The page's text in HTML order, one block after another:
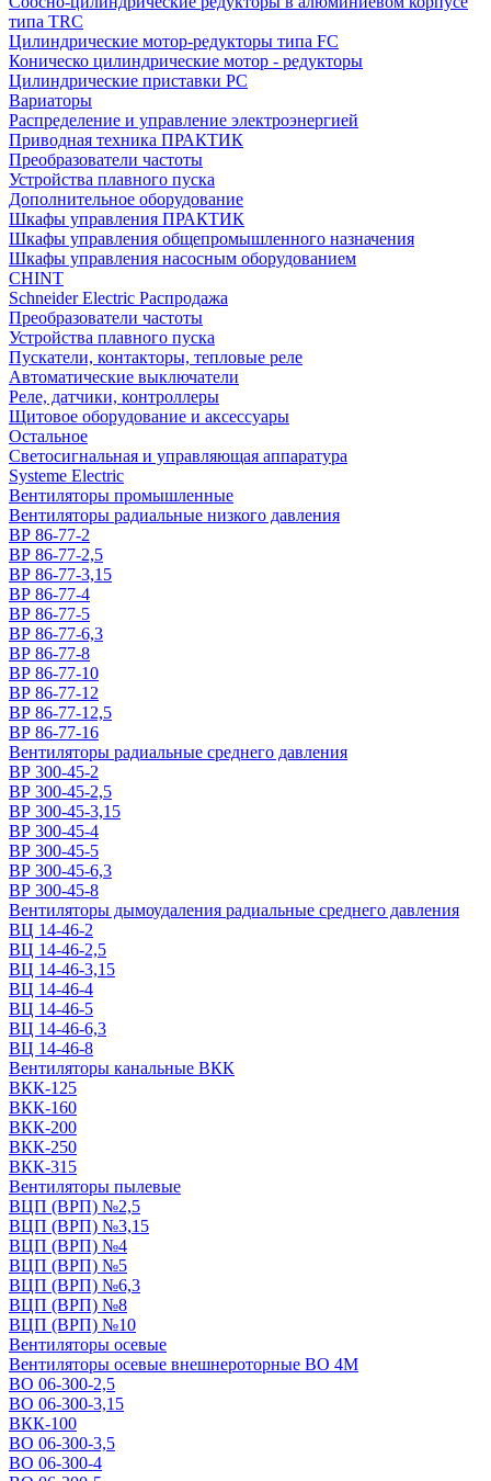
типа TRC
Цилиндрические мотор-редукторы типа FC
Коническо цилиндрические мотор - редукторы
Цилиндрические приставки PC
Вариаторы
Распределение и управление электроэнергией
Приводная техника ПРАКТИК
Преобразователи частоты
Устройства плавного пуска
Дополнительное оборудование
Шкафы управления ПРАКТИК
Шкафы управления общепромышленного назначения
Шкафы управления насосным оборудованием
CHINT
Schneider Electric Распродажа
Преобразователи частоты
Устройства плавного пуска
Пускатели, контакторы, тепловые реле
Автоматические выключатели
Реле, датчики, контроллеры
Щитовое оборудование и аксессуары
Остальное
Светосигнальная и управляющая аппаратура
Systeme Electric
Вентиляторы промышленные
Вентиляторы радиальные низкого давления
ВР 86-77-2
ВР 86-77-2,5
ВР 86-77-3,15
ВР 86-77-4
ВР 86-77-5
ВР 86-77-6,3
ВР 86-77-8
ВР 86-77-10
ВР 86-77-12
ВР 86-77-12,5
ВР 86-77-16
Вентиляторы радиальные среднего давления
ВР 300-45-2
ВР 300-45-2,5
ВР 300-45-3,15
ВР 300-45-4
ВР 300-45-5
ВР 300-45-6,3
ВР 300-45-8
Вентиляторы дымоудаления радиальные среднего давления
ВЦ 14-46-2
ВЦ 14-46-2,5
ВЦ 14-46-3,15
ВЦ 14-46-4
ВЦ 14-46-5
ВЦ 14-46-6,3
ВЦ 14-46-8
Вентиляторы канальные ВКК
ВКК-125
ВКК-160
ВКК-200
ВКК-250
ВКК-315
Вентиляторы пылевые
ВЦП (ВРП) №2,5
ВЦП (ВРП) №3,15
ВЦП (ВРП) №4
ВЦП (ВРП) №5
ВЦП (ВРП) №6,3
ВЦП (ВРП) №8
ВЦП (ВРП) №10
Вентиляторы осевые
Вентиляторы осевые внешнероторные ВО 4М
ВО 06-300-2,5
ВО 06-300-3,15
ВКК-100
ВО 06-300-3,5
ВО 06-300-4